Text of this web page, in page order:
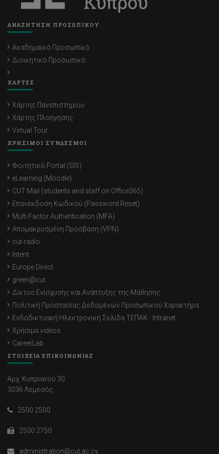
ΑΝΑΖΗΤΗΣΗ ΠΡΟΣΩΠΙΚΟΥ
Ακαδημαϊκό Προσωπικό
Διοικητικό Προσωπικό
ΧΑΡΤΕΣ
Χάρτης Πανεπιστημίου
Χάρτης Πλοήγησης
Virtual Tour
ΧΡΗΣΙΜΟΙ ΣΥΝΔΕΣΜΟΙ
Φοιτητικό Portal (SIS)
eLearning (Moodle)
CUT Mail (students and staff on Office365)
Επανέκδοση Κωδικού (Password Reset)
Multi Factor Authentication (MFA)
Απομακρυσμένη Πρόσβαση (VPN)
cut-radio
Intent
Europe Direct
green@cut
Δίκτυο Ενίσχυσης και Ανάπτυξης της Μάθησης
Πολιτική Προστασίας Δεδομένων Προσωπικού Χαρακτήρα
Ενδοδικτυακή Ηλεκτρονική Σελίδα ΤΕΠΑΚ - Intranet
Χρήσιμα videos
CareerLab
ΣΤΟΙΧΕΙΑ ΕΠΙΚΟΙΝΩΝΙΑΣ
Αρχ. Κυπριανού 30
3036 Λεμεσός
2500 2500
2500 2750
administration@cut.ac.cy